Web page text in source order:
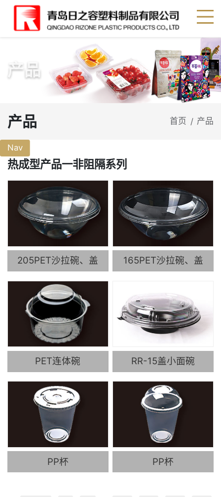
产品
产品 首页 / 产品
Nav
热成型产品一非阻隔系列
205PET沙拉碗、盖 165PET沙拉碗、盖
PET连体碗 RR-15盖小面碗
PP杯 PP杯